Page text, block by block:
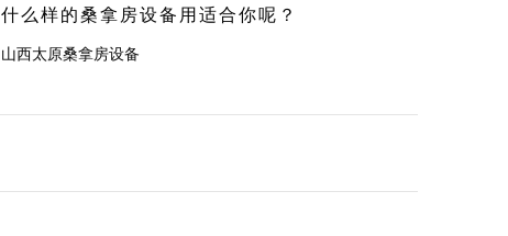
什么样的桑拿房设备用适合你呢？
山西太原桑拿房设备